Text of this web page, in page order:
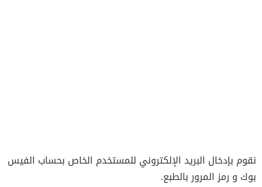
نقوم بإدخال البريد الإلكتروني للمستخدم الخاص بحساب الفيس
بوك و رمز المرور بالطبع.